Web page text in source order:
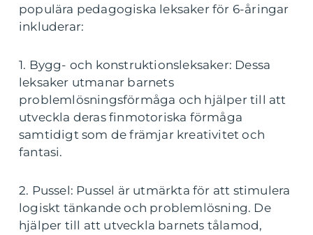
populära pedagogiska leksaker för 6-åringar
inkluderar:
1. Bygg- och konstruktionsleksaker: Dessa
leksaker utmanar barnets
problemlösningsförmåga och hjälper till att
utveckla deras finmotoriska förmåga
samtidigt som de främjar kreativitet och
fantasi.
2. Pussel: Pussel är utmärkta för att stimulera
logiskt tänkande och problemlösning. De
hjälper till att utveckla barnets tålamod,